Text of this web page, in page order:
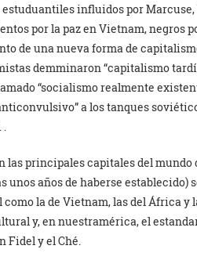
influidos por
por la paz en Vietnam, negros
de una nueva forma de
demminaron “capitalismo
“socialismo realmente
a los tanques
.
las principales capitales del mundo
unos años de haberse
la de Vietnam, las del África y
y, en nuestramérica, el
Fidel y el Ché.